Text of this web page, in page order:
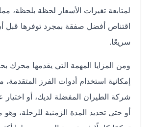
لمتابعة تغيرات الأسعار لحظة بلحظة، مما يتيح
اقتناص أفضل صفقة بمجرد توفرها قبل أن
سريعًا.
ومن المزايا المهمة التي يقدمها محرك بحث
إمكانية استخدام أدوات الفرز المتقدمة، مثل
شركة الطيران المفضلة لديك، أو اختيار عدد
أو حتى تحديد المدة الزمنية للرحلة، وهو ما